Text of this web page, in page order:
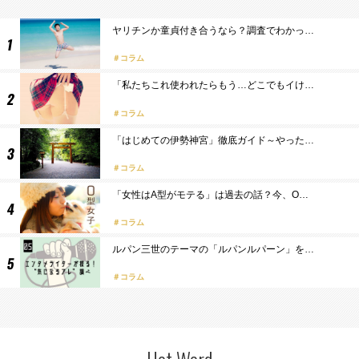
ヤリチンか童貞付き合うなら？調査でわかっ…
コラム
「私たちこれ使われたらもう…どこでもイけ…
コラム
「はじめての伊勢神宮」徹底ガイド～やった…
コラム
「女性はA型がモテる」は過去の話？今、O…
コラム
ルパン三世のテーマの「ルパンルパーン」を…
コラム